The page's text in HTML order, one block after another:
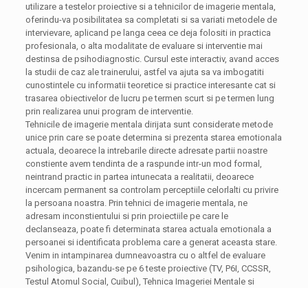
utilizare a testelor proiective si a tehnicilor de imagerie mentala,
oferindu-va posibilitatea sa completati si sa variati metodele de
intervievare, aplicand pe langa ceea ce deja folositi in practica
profesionala, o alta modalitate de evaluare si interventie mai
destinsa de psihodiagnostic. Cursul este interactiv, avand acces
la studii de caz ale trainerului, astfel va ajuta sa va imbogatiti
cunostintele cu informatii teoretice si practice interesante cat si
trasarea obiectivelor de lucru pe termen scurt si pe termen lung
prin realizarea unui program de interventie.
Tehnicile de imagerie mentala dirijata sunt considerate metode
unice prin care se poate determina si prezenta starea emotionala
actuala, deoarece la intrebarile directe adresate partii noastre
constiente avem tendinta de a raspunde intr-un mod formal,
neintrand practic in partea intunecata a realitatii, deoarece
incercam permanent sa controlam perceptiile celorlalti cu privire
la persoana noastra. Prin tehnici de imagerie mentala, ne
adresam inconstientului si prin proiectiile pe care le
declanseaza, poate fi determinata starea actuala emotionala a
persoanei si identificata problema care a generat aceasta stare.
Venim in intampinarea dumneavoastra cu o altfel de evaluare
psihologica, bazandu-se pe 6 teste proiective (TV, P6I, CCSSR,
Testul Atomul Social, Cuibul), Tehnica Imageriei Mentale si